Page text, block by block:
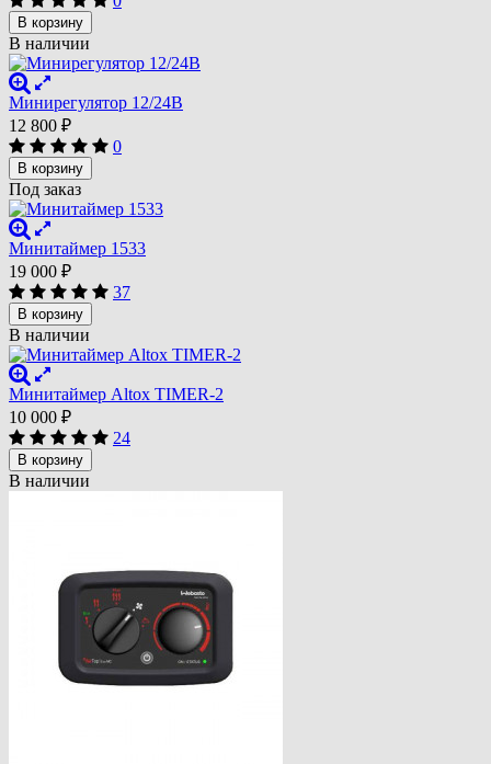
В корзину
В наличии
Минирегулятор 12/24В
12 800 ₽
0
В корзину
Под заказ
Минитаймер 1533
19 000 ₽
37
В корзину
В наличии
Минитаймер Altox TIMER-2
10 000 ₽
24
В корзину
В наличии